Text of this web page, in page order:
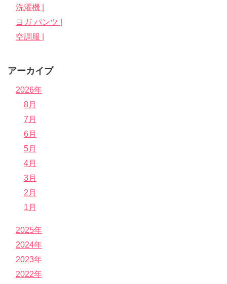
洗濯機 |
ヨガ パンツ |
空調服 |
アーカイブ
2026年
8月
7月
6月
5月
4月
3月
2月
1月
2025年
2024年
2023年
2022年